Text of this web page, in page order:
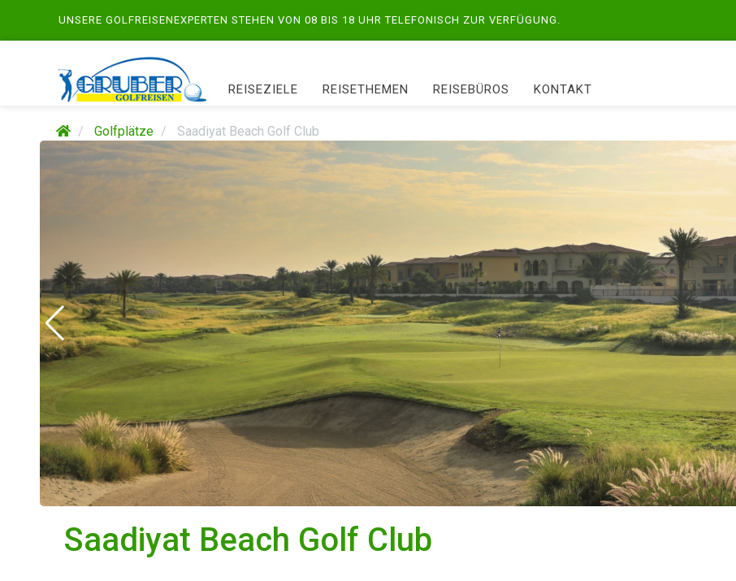
UNSERE GOLFREISENEXPERTEN STEHEN VON 08 BIS 18 UHR TELEFONISCH ZUR VERFÜGUNG.
REISEZIELE REISETHEMEN REISEBÜROS KONTAKT
Golfplätze Saadiyat Beach Golf Club
Saadiyat Beach Golf Club